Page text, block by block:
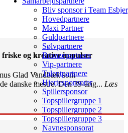
Bliv sponsor i Team
Hovedpartnere
Maxi Partner
Guldpartnere
Sølvpartnere
Bronzepartnere
Vip-partnere
Talentpartnere
Hjertesponsorer
Spillersponsor
Topspillergruppe 1
Topspillergruppe 2
Topspillergruppe 3
Navnesponsorat
og kreative impulser
Glad Vandbæk som
danske mestre. Den 39-årig... Læs